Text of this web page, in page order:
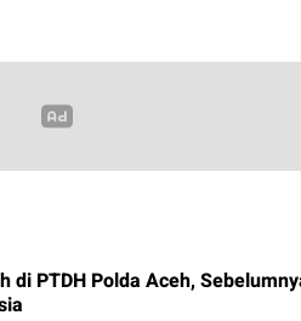
di PTDH Polda Aceh,